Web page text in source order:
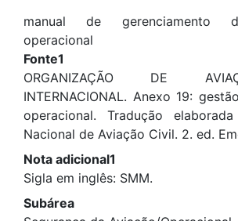
manual de gerenciamento
operacional
Fonte1
ORGANIZAÇÃO DE
INTERNACIONAL. Anexo 19:
operacional. Tradução
Nacional de Aviação Civil. 2. ed.
Nota adicional1
Sigla em inglês: SMM.
Subárea